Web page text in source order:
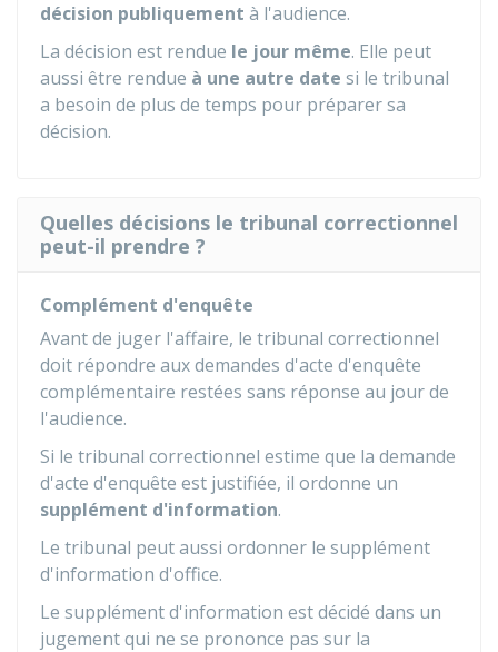
décision publiquement à l'audience.
La décision est rendue le jour même. Elle peut
aussi être rendue à une autre date si le tribunal
a besoin de plus de temps pour préparer sa
décision.
Quelles décisions le tribunal correctionnel
peut-il prendre ?
Complément d'enquête
Avant de juger l'affaire, le tribunal correctionnel
doit répondre aux demandes d'acte d'enquête
complémentaire restées sans réponse au jour de
l'audience.
Si le tribunal correctionnel estime que la demande
d'acte d'enquête est justifiée, il ordonne un
supplément d'information.
Le tribunal peut aussi ordonner le supplément
d'information d'office.
Le supplément d'information est décidé dans un
jugement qui ne se prononce pas sur la